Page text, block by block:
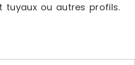
tuyaux ou autres profils.